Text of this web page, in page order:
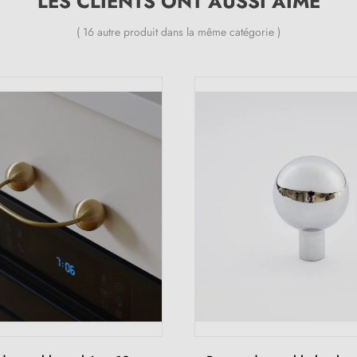
( 16 autre produit dans la même catégorie )